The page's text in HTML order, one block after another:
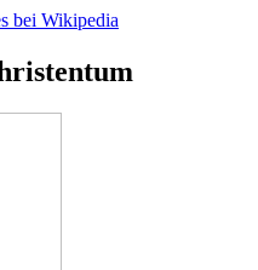
bei Wikipedia